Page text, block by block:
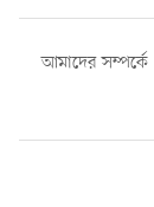
আমাদের সম্পর্কে